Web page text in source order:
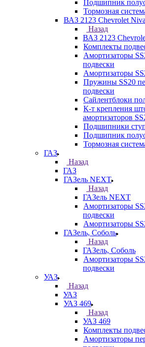
Подшипник
Тормозная
ВАЗ 2123 Chevrolet
Назад
ВАЗ 2123
Комплекты
Амортизаторы
подвески
Амортизаторы
Пружины SS20
подвески
Сайлентблоки
К-т крепления
амортизаторов
Подшипники
Подшипник
Тормозная
ГАЗ
Назад
ГАЗ
ГАЗель NEXT
Назад
ГАЗель NEXT
Амортизаторы
подвески
Амортизаторы
ГАЗель, Соболь
Назад
ГАЗель, Соболь
Амортизаторы
подвески
УАЗ
Назад
УАЗ
УАЗ 469
Назад
УАЗ 469
Комплекты
Амортизаторы